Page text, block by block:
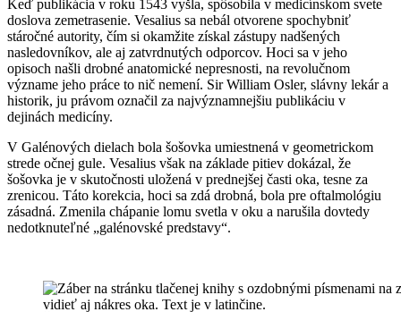
Keď publikácia v roku 1543 vyšla, spôsobila v medicínskom svete
doslova zemetrasenie. Vesalius sa nebál otvorene spochybniť
stáročné autority, čím si okamžite získal zástupy nadšených
nasledovníkov, ale aj zatvrdnutých odporcov. Hoci sa v jeho
opisoch našli drobné anatomické nepresnosti, na revolučnom
význame jeho práce to nič nemení. Sir William Osler, slávny lekár a
historik, ju právom označil za najvýznamnejšiu publikáciu v
dejinách medicíny.
V Galénových dielach bola šošovka umiestnená v geometrickom
strede očnej gule. Vesalius však na základe pitiev dokázal, že
šošovka je v skutočnosti uložená v prednejšej časti oka, tesne za
zrenicou. Táto korekcia, hoci sa zdá drobná, bola pre oftalmológiu
zásadná. Zmenila chápanie lomu svetla v oku a narušila dovtedy
nedotknuteľné „galénovské predstavy“.